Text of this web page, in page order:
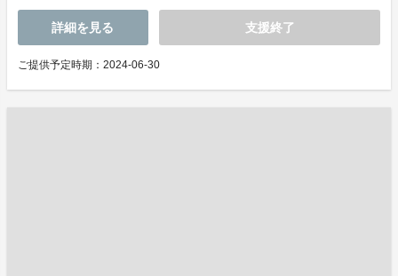
詳細を見る 支援終了
ご提供予定時期：2024-06-30